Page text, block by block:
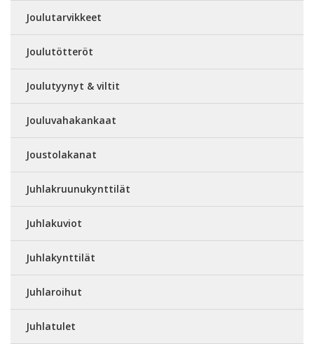
Joulutarvikkeet
Joulutötteröt
Joulutyynyt & viltit
Jouluvahakankaat
Joustolakanat
Juhlakruunukynttilät
Juhlakuviot
Juhlakynttilät
Juhlaroihut
Juhlatulet